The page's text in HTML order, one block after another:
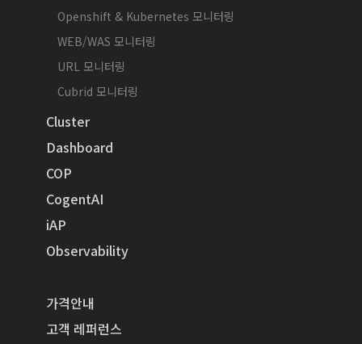
Openshift & Kubernetes 모니터링
WEB/WAS 모니터링
URL 모니터링
Cubrid 모니터링
Cluster
Dashboard
COP
CogentAI
iAP
Observability
가격안내
고객 레퍼런스